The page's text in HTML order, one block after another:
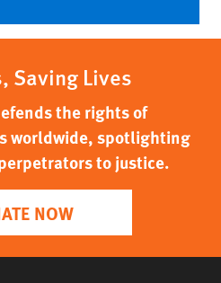
Saving Lives
the rights of
worldwide, spotlighting
to justice.
NOW